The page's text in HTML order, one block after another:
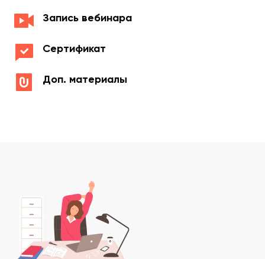
Запись вебинара
Сертификат
Доп. материалы